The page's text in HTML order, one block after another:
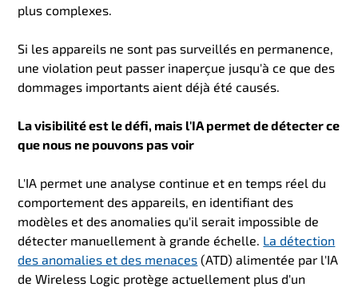
plus complexes.
Si les appareils ne sont pas surveillés en permanence,
une violation peut passer inaperçue jusqu'à ce que des
dommages importants aient déjà été causés.
La visibilité est le défi, mais l'IA permet de détecter ce
que nous ne pouvons pas voir
L'IA permet une analyse continue et en temps réel du
comportement des appareils, en identifiant des
modèles et des anomalies qu'il serait impossible de
détecter manuellement à grande échelle. La détection
des anomalies et des menaces (ATD)alimentée par l'IA
de Wireless Logic protège actuellement plus d'un